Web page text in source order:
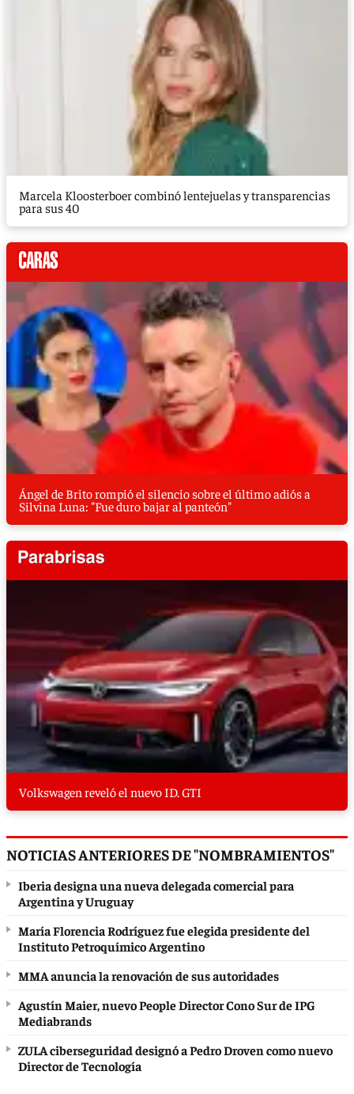
Marcela Kloosterboer combinó lentejuelas y transparencias
para sus 40
Ángel de Brito rompió el silencio sobre el último adiós a
Silvina Luna: "Fue duro bajar al panteón"
Volkswagen reveló el nuevo ID. GTI
NOTICIAS ANTERIORES DE "NOMBRAMIENTOS"
Iberia designa una nueva delegada comercial para
Argentina y Uruguay
María Florencia Rodríguez fue elegida presidente del
Instituto Petroquímico Argentino
MMA anuncia la renovación de sus autoridades
Agustín Maier, nuevo People Director Cono Sur de IPG
Mediabrands
ZULA ciberseguridad designó a Pedro Droven como nuevo
Director de Tecnología